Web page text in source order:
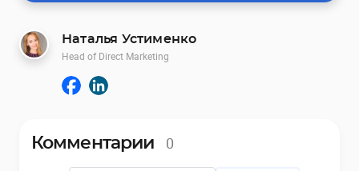
Наталья Устименко
Head of Direct Marketing
Комментарии 0